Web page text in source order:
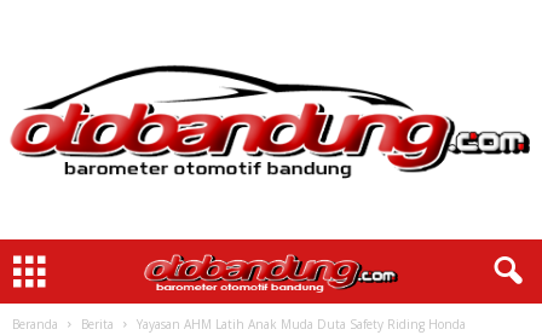
Beranda Berita Yayasan AHM Latih Anak Muda Duta Safety Riding Honda